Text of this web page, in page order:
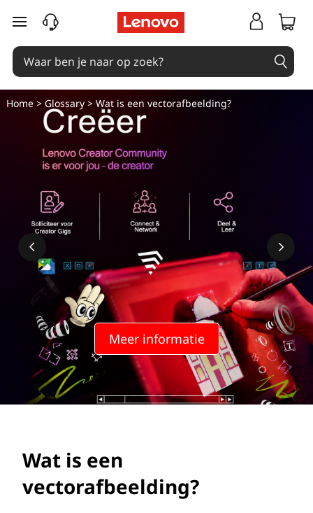
W
a
b
Ga naar de hoofdinhoud
Meer informatie
Home> Glossary> Wat is een vectorafbeelding?
Wat is een
vectorafbeelding?